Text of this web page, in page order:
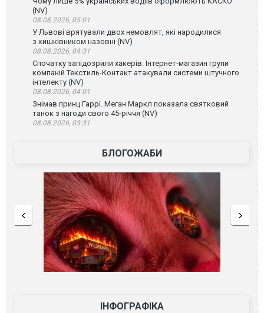
(NV)
08.08.2026, 05:01
У Львові врятували двох немовлят, які народилися
з кишківником назовні (NV)
08.08.2026, 04:31
Спочатку запідозрили хакерів. Інтернет-магазин групи
компаній Текстиль-Контакт атакували системи штучного
інтелекту (NV)
08.08.2026, 04:01
Знімав принц Гаррі. Меган Маркл показала святковий
танок з нагоди свого 45-річчя (NV)
08.08.2026, 03:31
БЛОГОЖАБИ
ІНФОГРАФІКА